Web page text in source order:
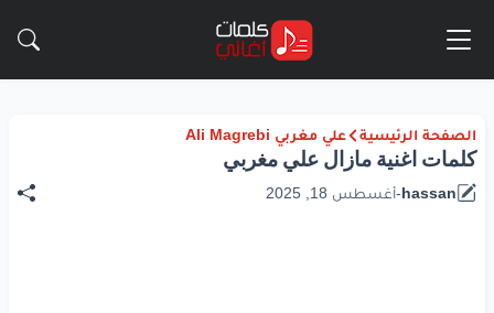
الصفحة الرئيسية علي مغربي Ali Magrebi
كلمات اغنية مازال علي مغربي
hassan
-أغسطس 18, 2025